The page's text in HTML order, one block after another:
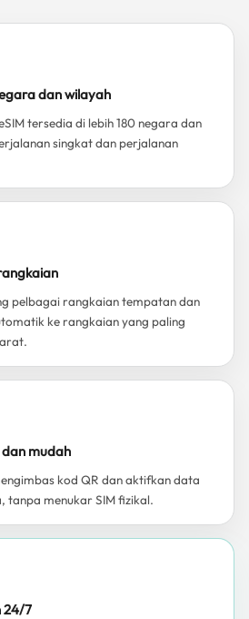
dan wilayah
tersedia di lebih 180 negara dan
singkat dan perjalanan
pelbagai rangkaian tempatan dan
ke rangkaian yang paling
mudah
kod QR dan aktifkan data
tanpa menukar SIM fizikal.
24/7